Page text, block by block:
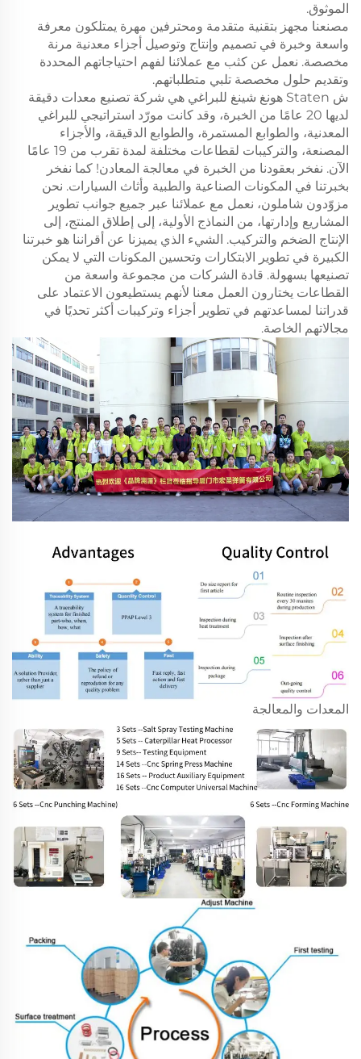
الموثوق.
مصنعنا مجهز بتقنية متقدمة ومحترفين مهرة يمتلكون معرفة
واسعة وخبرة في تصميم وإنتاج وتوصيل أجزاء معدنية مرنة
مخصصة. نعمل عن كثب مع عملائنا لفهم احتياجاتهم المحددة
وتقديم حلول مخصصة تلبي متطلباتهم.
ش Staten هونغ شينغ للبراغي هي شركة تصنيع معدات دقيقة
لديها 20 عامًا من الخبرة، وقد كانت مورّد استراتيجي للبراغي
المعدنية، والطوابع المستمرة، والطوابع الدقيقة، والأجزاء
المصنعة، والتركيبات لقطاعات مختلفة لمدة تقرب من 19 عامًا
الآن. نفخر بعقودنا من الخبرة في معالجة المعادن! كما نفخر
بخبرتنا في المكونات الصناعية والطبية وأثاث السيارات. نحن
مزوّدون شاملون، نعمل مع عملائنا عبر جميع جوانب تطوير
المشاريع وإدارتها، من النماذج الأولية، إلى إطلاق المنتج، إلى
الإنتاج الضخم والتركيب. الشيء الذي يميزنا عن أقراننا هو خبرتنا
الكبيرة في تطوير الابتكارات وتحسين المكونات التي لا يمكن
تصنيعها بسهولة. قادة الشركات من مجموعة واسعة من
القطاعات يختارون العمل معنا لأنهم يستطيعون الاعتماد على
قدراتنا لمساعدتهم في تطوير أجزاء وتركيبات أكثر تحديًا في
مجالاتهم الخاصة.
المعدات والمعالجة